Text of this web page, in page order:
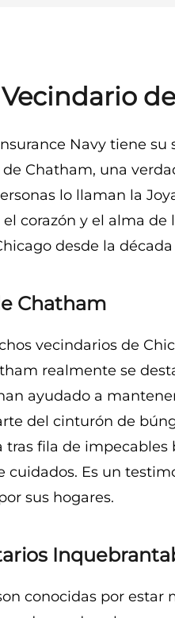
Navy tiene su
Chatham, una
lo llaman la
corazón y el alma de
desde la década
Chatham
vecindarios de
realmente se
ayudado a
del cinturón de
tras fila de
cuidados. Es un
sus hogares.
conocidas por estar